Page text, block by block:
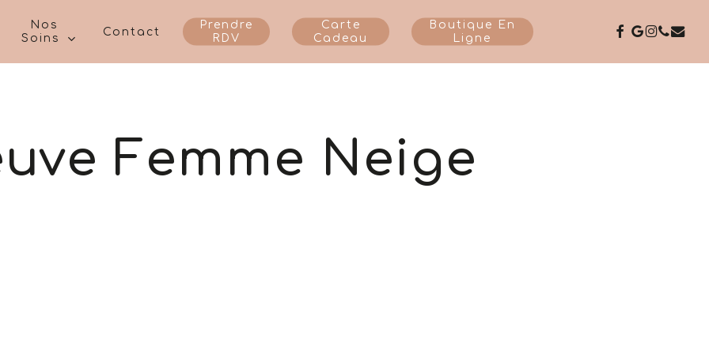
Nos
Soins
Contact
Prendre
RDV
Carte
Cadeau
Boutique En
Ligne
Facebook
Google-
Plus
Phone
Email
Femme Neige